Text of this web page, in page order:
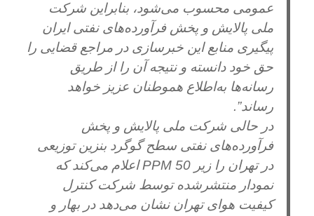
عمومی محسوب می‌شود، بنابراین شرکت
ملی پالایش و پخش فرآورده‌های نفتی ایران
پیگیری منابع این خبرسازی در مراجع قضایی را
حق خود دانسته و نتیجه آن را از طریق
رسانه‌ها به‌اطلاع هموطنان عزیز خواهد
رساند”.
در حالی شرکت ملی پالایش و پخش
فرآورده‌های نفتی سطح گوگرد بنزین توزیعی
در تهران را زیر 50 PPM اعلام می‌کند که
نمودار منتشرشده توسط شرکت کنترل
کیفیت هوای تهران نشان می‌دهد در بهار و